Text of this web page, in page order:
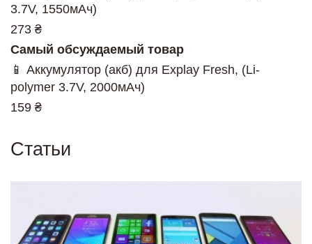
3.7V, 1550мАч)
273 ₴
Самый обсуждаемый товар
📱 Аккумулятор (акб) для Explay Fresh, (Li-
polymer 3.7V, 2000мАч)
159 ₴
Статьи